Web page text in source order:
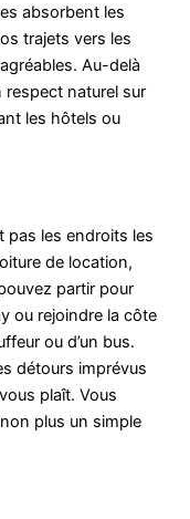
absorbent les
trajets vers les
Au-delà
naturel sur
les hôtels ou
pas les endroits les
de location,
partir pour
ou rejoindre la côte
ou d’un bus.
détours imprévus
plaît. Vous
plus un simple